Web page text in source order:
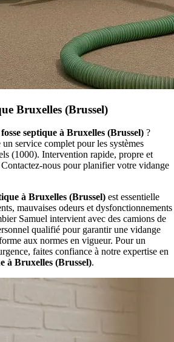
Bruxelles (Brussel)
septique à Bruxelles (Brussel) ?
service complet pour les systèmes
(1000). Intervention rapide, propre et
Contactez-nous pour planifier votre vidange
à Bruxelles (Brussel) est essentielle
mauvaises odeurs et dysfonctionnements
Samuel intervient avec des camions de
qualifié pour garantir une vidange
aux normes en vigueur. Pour un
faites confiance à notre expertise en
à Bruxelles (Brussel).